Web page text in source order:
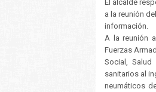
El alcalde
a la reunión
información.
A la reunión
Fuerzas
Social,
sanitarios al
neumáticos